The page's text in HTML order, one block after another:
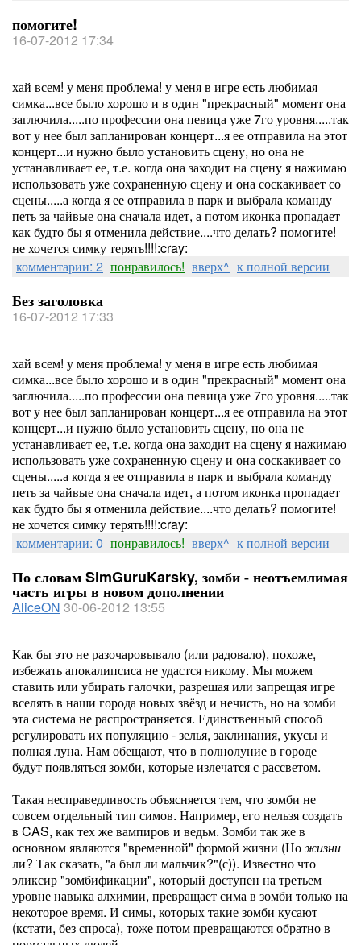
помогите!
16-07-2012 17:34
хай всем! у меня проблема! у меня в игре есть любимая
симка...все было хорошо и в один "прекрасный" момент она
заглючила.....по профессии она певица уже 7го уровня.....так
вот у нее был запланирован концерт...я ее отправила на этот
концерт...и нужно было установить сцену, но она не
устанавливает ее, т.е. когда она заходит на сцену я нажимаю
использовать уже сохраненную сцену и она соскакивает со
сцены.....а когда я ее отправила в парк и выбрала команду
петь за чайвые она сначала идет, а потом иконка пропадает
как будто бы я отменила действие....что делать? помогите!
не хочется симку терять!!!!:cray:
комментарии: 2 понравилось! вверх^ к полной версии
Без заголовка
16-07-2012 17:33
хай всем! у меня проблема! у меня в игре есть любимая
симка...все было хорошо и в один "прекрасный" момент она
заглючила.....по профессии она певица уже 7го уровня.....так
вот у нее был запланирован концерт...я ее отправила на этот
концерт...и нужно было установить сцену, но она не
устанавливает ее, т.е. когда она заходит на сцену я нажимаю
использовать уже сохраненную сцену и она соскакивает со
сцены.....а когда я ее отправила в парк и выбрала команду
петь за чайвые она сначала идет, а потом иконка пропадает
как будто бы я отменила действие....что делать? помогите!
не хочется симку терять!!!!:cray:
комментарии: 0 понравилось! вверх^ к полной версии
По словам SimGuruKarsky, зомби - неотъемлимая
часть игры в новом дополнении
AliceON 30-06-2012 13:55
Как бы это не разочаровывало (или радовало), похоже,
избежать апокалипсиса не удастся никому. Мы можем
ставить или убирать галочки, разрешая или запрещая игре
вселять в наши города новых звёзд и нечисть, но на зомби
эта система не распространяется. Единственный способ
регулировать их популяцию - зелья, заклинания, укусы и
полная луна. Нам обещают, что в полнолуние в городе
будут появляться зомби, которые излечатся с рассветом.
Такая несправедливость объясняется тем, что зомби не
совсем отдельный тип симов. Например, его нельзя создать
в CAS, как тех же вампиров и ведьм. Зомби так же в
основном являются "временной" формой жизни (Ножизни
ли? Так сказать, "а был ли мальчик?"(с)). Известно что
эликсир "зомбификации", который доступен на третьем
уровне навыка алхимии, превращает сима в зомби только на
некоторое время. И симы, которых такие зомби кусают
(кстати, без спроса), тоже потом превращаются обратно в